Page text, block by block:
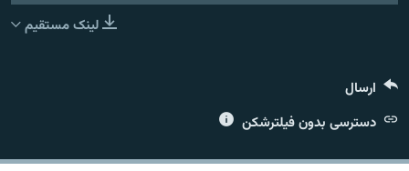
لینک مستقیم
ارسال
دسترسی بدون فیلترشکن